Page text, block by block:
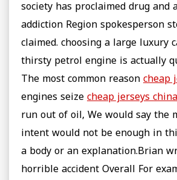
society has proclaimed drug and
addiction Region spokesperson
claimed. choosing a large luxury
thirsty petrol engine is actually
The most common reason cheap
engines seize cheap jerseys china
run out of oil, We would say the
intent would not be enough in
a body or an explanation.Brian
horrible accident Overall For